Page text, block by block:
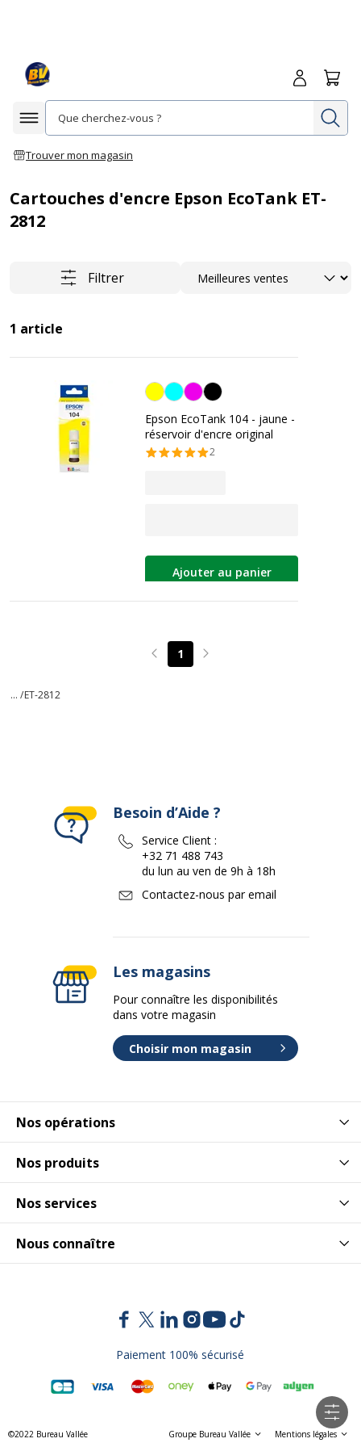
Afficher la navigation
Trouver mon magasin
Me
Cartouches d'encre Epson EcoTank ET-
2812
Filtrer Trier
1 article
Jaune
Epson EcoTank 104 - jaune -
réservoir d'encre original
2
Ajouter au panier
Page précédente
1 Page suivante
... /ET-2812
Nos opérations
Nos produits
Nos services
Nous connaître
Besoin d’Aide ?
Service Client :
+32 71 488 743
du lun au ven de 9h à 18h
Contactez-nous par email
Les magasins
Pour connaître les disponibilités
dans votre magasin
Choisir mon magasin
Paiement 100% sécurisé
©2022 Bureau Vallée Groupe Bureau Vallée Mentions légales